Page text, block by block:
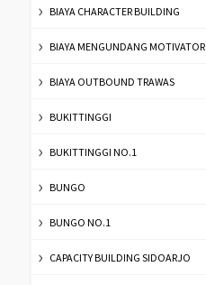
BIAYA CHARACTER BUILDING
BIAYA MENGUNDANG MOTIVATOR
BIAYA OUTBOUND TRAWAS
BUKITTINGGI
BUKITTINGGI NO.1
BUNGO
BUNGO NO.1
CAPACITY BUILDING SIDOARJO